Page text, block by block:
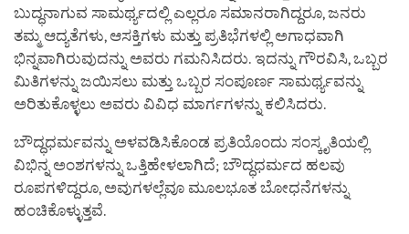
ಬುದ್ಧನಾಗುವ ಸಾಮರ್ಥ್ಯದಲ್ಲಿ ಎಲ್ಲರೂ ಸಮಾನರಾಗಿದ್ದರೂ, ಜನರು
ತಮ್ಮ ಆದ್ಯತೆಗಳು, ಆಸಕ್ತಿಗಳು ಮತ್ತು ಪ್ರತಿಭೆಗಳಲ್ಲಿ ಅಗಾಧವಾಗಿ
ಭಿನ್ನವಾಗಿರುವುದನ್ನು ಅವರು ಗಮನಿಸಿದರು. ಇದನ್ನು ಗೌರವಿಸಿ, ಒಬ್ಬರ
ಮಿತಿಗಳನ್ನು ಜಯಿಸಲು ಮತ್ತು ಒಬ್ಬರ ಸಂಪೂರ್ಣ ಸಾಮರ್ಥ್ಯವನ್ನು
ಅರಿತುಕೊಳ್ಳಲು ಅವರು ವಿವಿಧ ಮಾರ್ಗಗಳನ್ನು ಕಲಿಸಿದರು.
ಬೌದ್ಧಧರ್ಮವನ್ನು ಅಳವಡಿಸಿಕೊಂಡ ಪ್ರತಿಯೊಂದು ಸಂಸ್ಕೃತಿಯಲ್ಲಿ
ವಿಭಿನ್ನ ಅಂಶಗಳನ್ನು ಒತ್ತಿಹೇಳಲಾಗಿದೆ; ಬೌದ್ಧಧರ್ಮದ ಹಲವು
ರೂಪಗಳಿದ್ದರೂ, ಅವುಗಳಲ್ಲೆವೂ ಮೂಲಭೂತ ಬೋಧನೆಗಳನ್ನು
ಹಂಚಿಕೊಳ್ಳುತ್ತವೆ.